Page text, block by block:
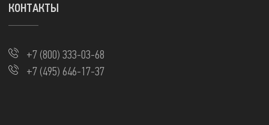
КОНТАКТЫ
+7 (800) 333-03-68
+7 (495) 646-17-37